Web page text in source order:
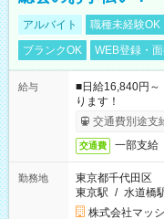
アルバイト 職種未経験OK
ブランクOK
WEB登録・
給与
■日給16,840円
ります！
交通費別途支
交通費 一部支給
勤務地
東京都千代田区
東京駅 / 水道橋
株式会社マッ